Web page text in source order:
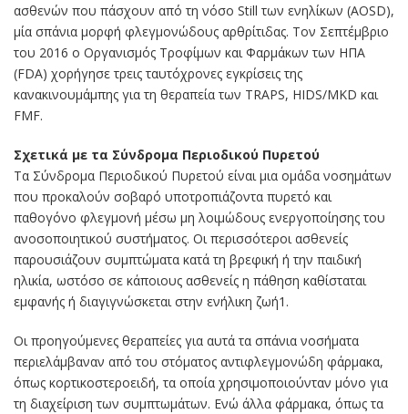
ασθενών που πάσχουν από τη νόσο Still των ενηλίκων (AOSD),
μία σπάνια μορφή φλεγμονώδους αρθρίτιδας. Τον Σεπτέμβριο
του 2016 ο Οργανισμός Τροφίμων και Φαρμάκων των ΗΠΑ
(FDA) χορήγησε τρεις ταυτόχρονες εγκρίσεις της
κανακινουμάμπης για τη θεραπεία των TRAPS, HIDS/MKD και
FMF.
Σχετικά με τα Σύνδρομα Περιοδικού Πυρετού
Τα Σύνδρομα Περιοδικού Πυρετού είναι μια ομάδα νοσημάτων
που προκαλούν σοβαρό υποτροπιάζοντα πυρετό και
παθογόνο φλεγμονή μέσω μη λοιμώδους ενεργοποίησης του
ανοσοποιητικού συστήματος. Οι περισσότεροι ασθενείς
παρουσιάζουν συμπτώματα κατά τη βρεφική ή την παιδική
ηλικία, ωστόσο σε κάποιους ασθενείς η πάθηση καθίσταται
εμφανής ή διαγιγνώσκεται στην ενήλικη ζωή1.
Οι προηγούμενες θεραπείες για αυτά τα σπάνια νοσήματα
περιελάμβαναν από του στόματος αντιφλεγμονώδη φάρμακα,
όπως κορτικοστεροειδή, τα οποία χρησιμοποιούνταν μόνο για
τη διαχείριση των συμπτωμάτων. Ενώ άλλα φάρμακα, όπως τα